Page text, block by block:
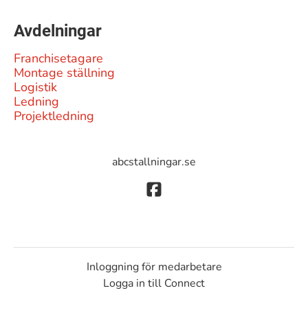
Avdelningar
Franchisetagare
Montage ställning
Logistik
Ledning
Projektledning
abcstallningar.se
Inloggning för medarbetare
Logga in till Connect